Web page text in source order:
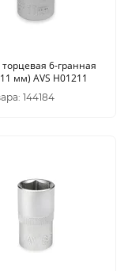
торцевая 6-гранная
мм) AVS H01211
144184